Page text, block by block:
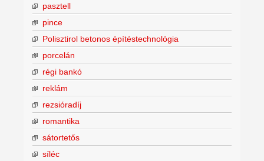
pasztell
pince
Polisztirol betonos építéstechnológia
porcelán
régi bankó
reklám
rezsióradíj
romantika
sátortetős
síléc